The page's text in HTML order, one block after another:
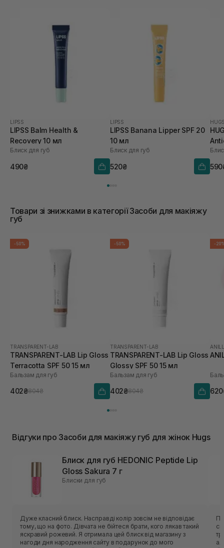
LIPSS
LIPSS Balm Health &
Recovery 10 мл
Блиск для губ
490₴
LIPSS
LIPSS Banana Lipper SPF 20
10 мл
Блиск для губ
520₴
Товари зі знижками в категорії Засоби для макіяжу
губ
-50%
TRANSPARENT-LAB
TRANSPARENT-LAB Lip Gloss
Terracotta SPF 50 15 мл
Бальзам для губ
402₴804₴
-50%
TRANSPARENT-LAB
TRANSPARENT-LAB Lip Gloss
Glossy SPF 50 15 мл
Бальзам для губ
402₴804₴
-
Відгуки про Засоби для макіяжу губ для жінок Hugs
Блиск для губ HEDONIC Peptide Lip
Gloss Sakura 7 г
Блиски для губ
Дуже класний блиск. Насправді колір зовсім не відповідає
тому, що на фото. Дівчата не бійтеся брати, кого лякав такий
яскравий рожевий. Я отримала цей блиск від магазину з
нагоди дня народження сайту в подарунок до мого